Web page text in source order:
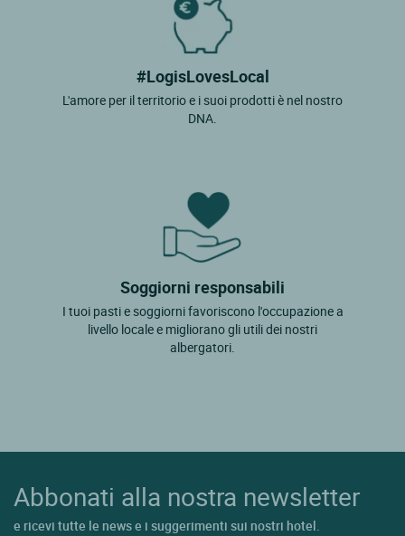
#LogisLovesLocal
L'amore per il territorio e i suoi prodotti è nel nostro
DNA.
Soggiorni responsabili
I tuoi pasti e soggiorni favoriscono l'occupazione a
livello locale e migliorano gli utili dei nostri
albergatori.
Abbonati alla nostra newsletter
e ricevi tutte le news e i suggerimenti sui nostri hotel.